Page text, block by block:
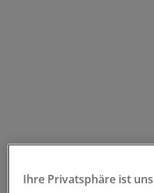
Ihre Privatsphäre ist